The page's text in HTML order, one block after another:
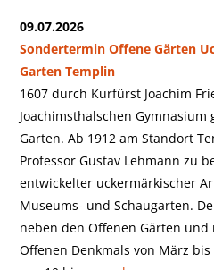
09.07.2026
Sondertermin Offene Gärten
Garten Templin
1607 durch Kurfürst Joachim
Joachimsthalschen
Garten. Ab 1912 am Standort
Professor Gustav Lehmann zu
entwickelter uckermärkischer
Museums- und Schaugarten.
neben den Offenen Gärten und
Offenen Denkmals von März